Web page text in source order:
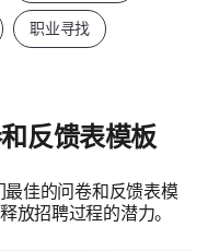
职业寻找
反馈表模板
佳的问卷和反馈表模
放招聘过程的潜力。